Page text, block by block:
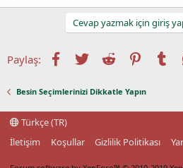
Cevap yazmak için giriş
Paylaş: Facebook
TwitterReddit
Besin Seçimlerinizi Dikkatle Yapın
Türkçe (TR)
İletişim
Koşullar Gizlilik Politikası